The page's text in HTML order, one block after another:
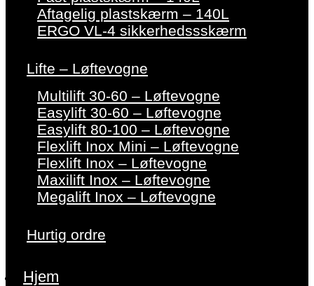
Aftagelig plastskærm – 140L
ERGO VL-4 sikkerhedssskærm
Lifte – Løftevogne
Multilift 30-60 – Løftevogne
Easylift 30-60 – Løftevogne
Easylift 80-100 – Løftevogne
Flexlift Inox Mini – Løftevogne
Flexlift Inox – Løftevogne
Maxilift Inox – Løftevogne
Megalift Inox – Løftevogne
Hurtig ordre
Hjem